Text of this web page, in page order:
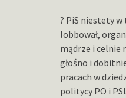
? PiS niestety w
lobbował,
mądrze i celnie
głośno i
pracach w
politycy PO i